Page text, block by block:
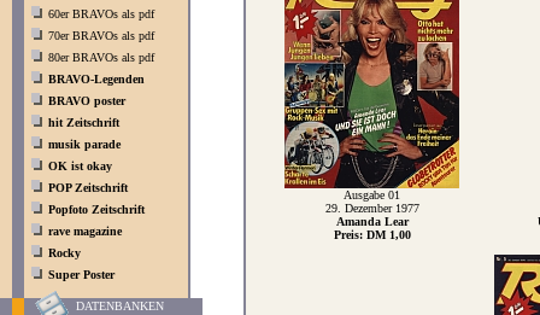
60er BRAVOs als pdf
70er BRAVOs als pdf
80er BRAVOs als pdf
BRAVO-Legenden
BRAVO poster
hit Zeitschrift
musik parade
OK ist okay
POP Zeitschrift
Popfoto Zeitschrift
rave magazine
Rocky
Super Poster
DATENBANKEN
Ausgabe 01
29. Dezember 1977
Amanda Lear
Preis: DM 1,00